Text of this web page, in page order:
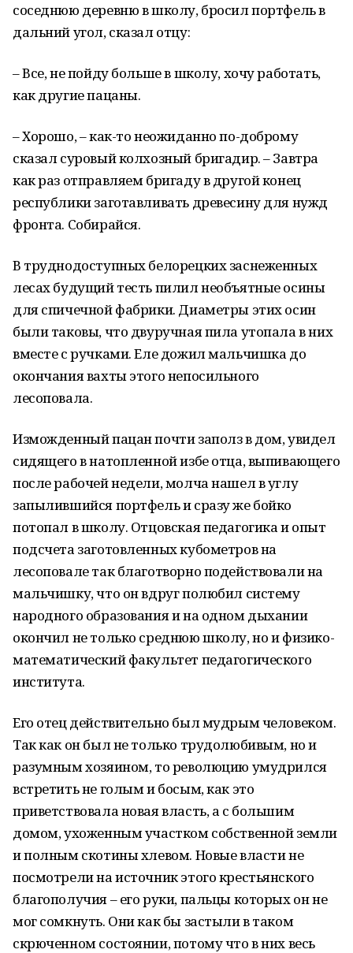
соседнюю деревню в школу, бросил портфель в
дальний угол, сказал отцу:
– Все, не пойду больше в школу, хочу работать,
как другие пацаны.
– Хорошо, – как-то неожиданно по-доброму
сказал суровый колхозный бригадир. – Завтра
как раз отправляем бригаду в другой конец
республики заготавливать древесину для нужд
фронта. Собирайся.
В труднодоступных белорецких заснеженных
лесах будущий тесть пилил необъятные осины
для спичечной фабрики. Диаметры этих осин
были таковы, что двуручная пила утопала в них
вместе с ручками. Еле дожил мальчишка до
окончания вахты этого непосильного
лесоповала.
Изможденный пацан почти заполз в дом, увидел
сидящего в натопленной избе отца, выпивающего
после рабочей недели, молча нашел в углу
запылившийся портфель и сразу же бойко
потопал в школу. Отцовская педагогика и опыт
подсчета заготовленных кубометров на
лесоповале так благотворно подействовали на
мальчишку, что он вдруг полюбил систему
народного образования и на одном дыхании
окончил не только среднюю школу, но и физико-
математический факультет педагогического
института.
Его отец действительно был мудрым человеком.
Так как он был не только трудолюбивым, но и
разумным хозяином, то революцию умудрился
встретить не голым и босым, как это
приветствовала новая власть, а с большим
домом, ухоженным участком собственной земли
и полным скотины хлевом. Новые власти не
посмотрели на источник этого крестьянского
благополучия – его руки, пальцы которых он не
мог сомкнуть. Они как бы застыли в таком
скрюченном состоянии, потому что в них весь